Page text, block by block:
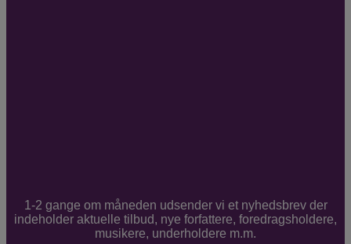
1-2 gange om måneden udsender vi et nyhedsbrev der
indeholder aktuelle tilbud, nye forfattere, foredragsholdere,
musikere, underholdere m.m.